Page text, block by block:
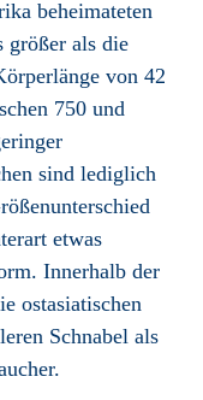
beheimateten
größer als die
von 42
750 und
sind lediglich
etwas
Innerhalb der
ostasiatischen
Schnabel als